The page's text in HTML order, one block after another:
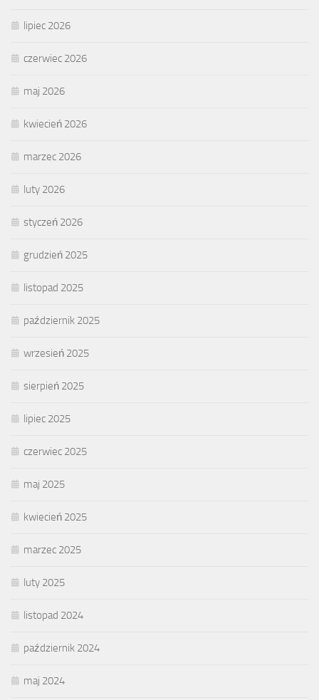
lipiec 2026
czerwiec 2026
maj 2026
kwiecień 2026
marzec 2026
luty 2026
styczeń 2026
grudzień 2025
listopad 2025
październik 2025
wrzesień 2025
sierpień 2025
lipiec 2025
czerwiec 2025
maj 2025
kwiecień 2025
marzec 2025
luty 2025
listopad 2024
październik 2024
maj 2024